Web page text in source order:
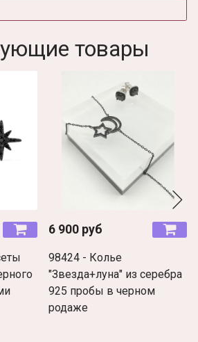
товары
6 900 руб
98424 - Колье
"Звезда+луна" из серебра
925 пробы в черном
родаже